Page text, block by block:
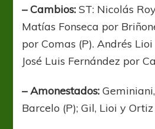
– Cambios:ST: Nicolás
Matías Fonseca por
por Comas (P). Andrés
José Luis Fernández por
– Amonestados:
Barcelo (P); Gil, Lioi y Ortiz